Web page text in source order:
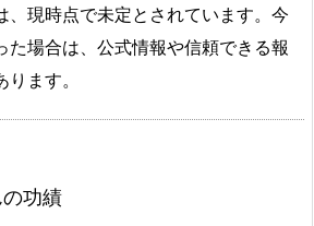
、現時点で未定とされています。今
た場合は、公式情報や信頼できる報
ます。
功績